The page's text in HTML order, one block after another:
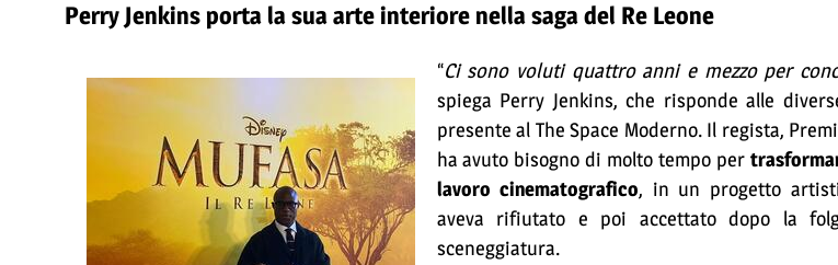
Perry Jenkins porta la sua arte interiore nella saga del Re Leone
“Ci sono voluti quattro anni e mezzo per
spiega Perry Jenkins, che risponde alle
presente al The Space Moderno. Il regista,
ha avuto bisogno di molto tempo per
lavoro cinematografico, in un progetto
aveva rifiutato e poi accettato dopo la
sceneggiatura.